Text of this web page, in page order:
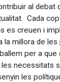
al debat
Cada
es creuen i
la millora de les
per a que
necessitats
les